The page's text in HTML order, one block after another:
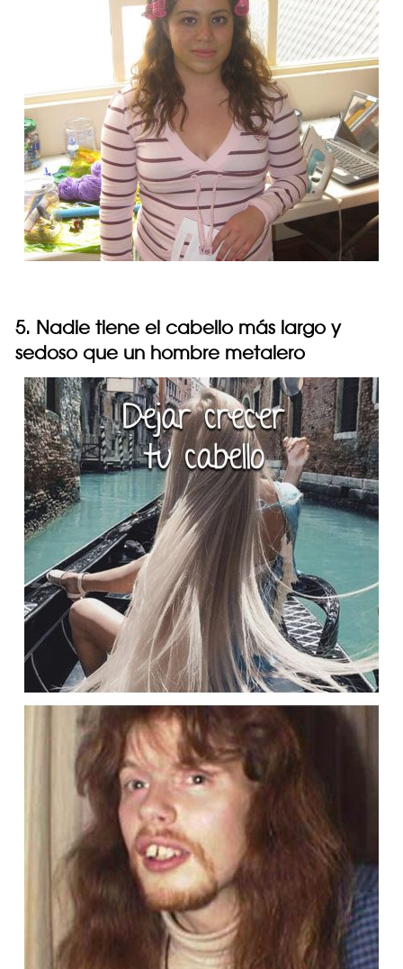
5. Nadie tiene el cabello más largo y
sedoso que un hombre metalero